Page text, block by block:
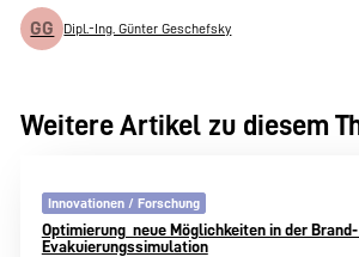
GG Dipl.-Ing. Günter Geschefsky
Weitere Artikel zu diesem
Innovationen / Forschung
Optimierung  neue Möglichkeiten in der Brand-
Evakuierungssimulation